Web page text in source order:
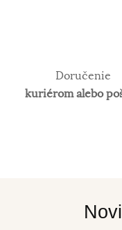
Doručenie
kuriérom alebo